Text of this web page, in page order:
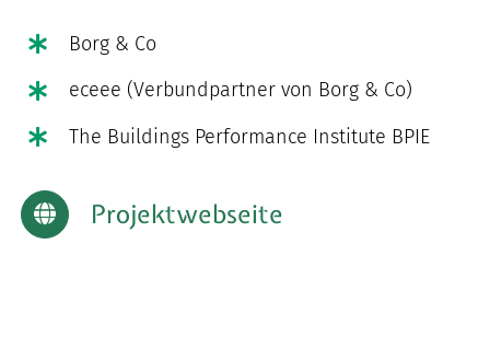
Borg & Co
eceee (Verbundpartner von Borg & Co)
The Buildings Performance Institute BPIE
Projektwebseite